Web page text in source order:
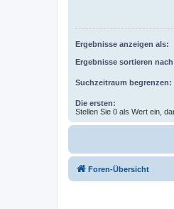
Ergebnisse anzeigen als:
Ergebnisse sortieren
Suchzeitraum begrenzen:
Die ersten:
Stellen Sie 0 als Wert ein,
Foren-Übersicht